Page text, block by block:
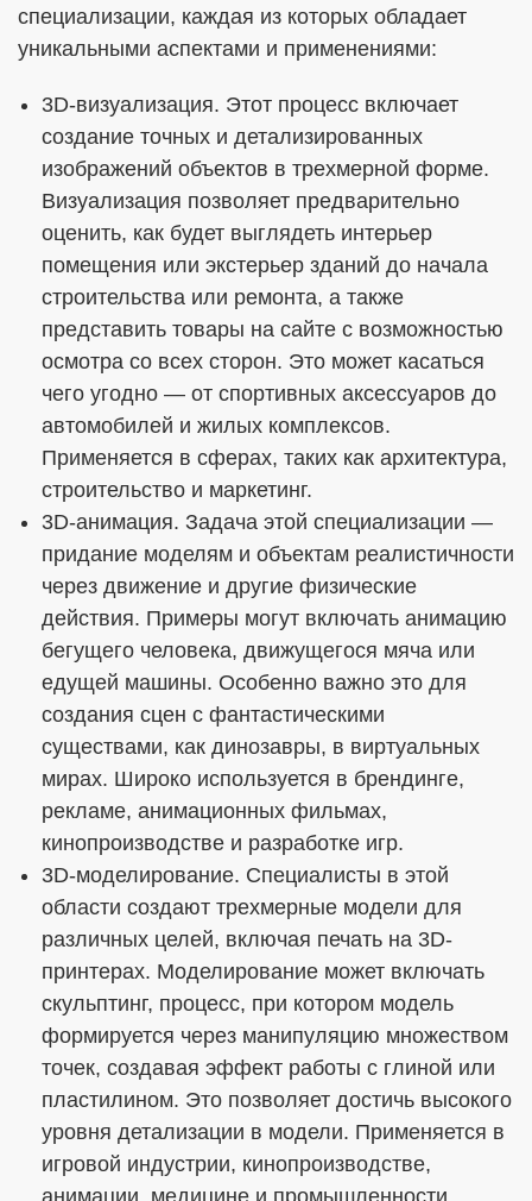
специализации, каждая из которых обладает
уникальными аспектами и применениями:
3D-визуализация. Этот процесс включает
создание точных и детализированных
изображений объектов в трехмерной форме.
Визуализация позволяет предварительно
оценить, как будет выглядеть интерьер
помещения или экстерьер зданий до начала
строительства или ремонта, а также
представить товары на сайте с возможностью
осмотра со всех сторон. Это может касаться
чего угодно — от спортивных аксессуаров до
автомобилей и жилых комплексов.
Применяется в сферах, таких как архитектура,
строительство и маркетинг.
3D-анимация. Задача этой специализации —
придание моделям и объектам реалистичности
через движение и другие физические
действия. Примеры могут включать анимацию
бегущего человека, движущегося мяча или
едущей машины. Особенно важно это для
создания сцен с фантастическими
существами, как динозавры, в виртуальных
мирах. Широко используется в брендинге,
рекламе, анимационных фильмах,
кинопроизводстве и разработке игр.
3D-моделирование. Специалисты в этой
области создают трехмерные модели для
различных целей, включая печать на 3D-
принтерах. Моделирование может включать
скульптинг, процесс, при котором модель
формируется через манипуляцию множеством
точек, создавая эффект работы с глиной или
пластилином. Это позволяет достичь высокого
уровня детализации в модели. Применяется в
игровой индустрии, кинопроизводстве,
анимации, медицине и промышленности.